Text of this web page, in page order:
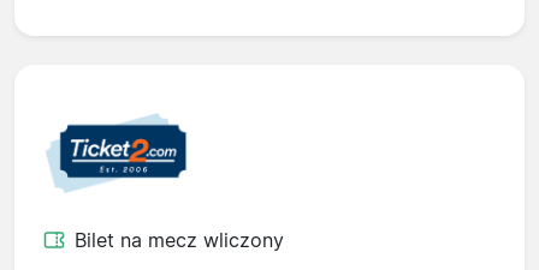
Bilet na mecz wliczony